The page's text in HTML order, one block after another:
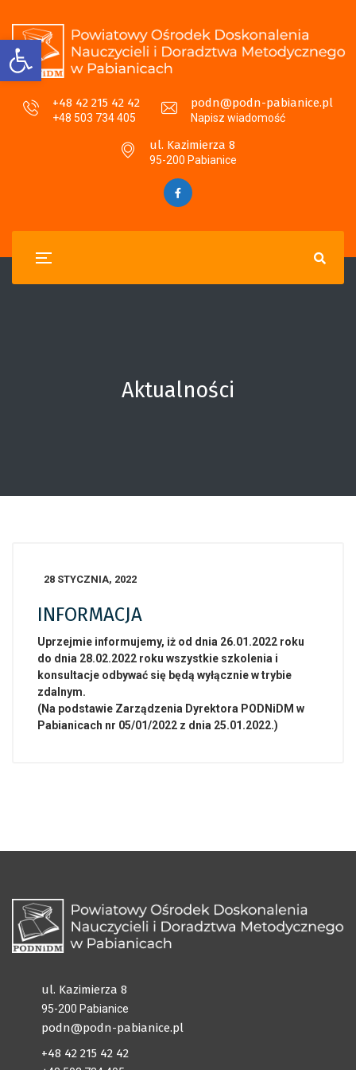
Otwórz pasek narzędzi
+48 42 215 42 42
+48 503 734 405
podn@podn-pabianice.pl
Napisz wiadomość
ul. Kazimierza 8
95-200 Pabianice
Aktualności
28 STYCZNIA, 2022
INFORMACJA
Uprzejmie informujemy, iż od dnia 26.01.2022 roku
do dnia 28.02.2022 roku wszystkie szkolenia i
konsultacje odbywać się będą wyłącznie w trybie
zdalnym.
(Na podstawie Zarządzenia Dyrektora PODNiDM w
Pabianicach nr 05/01/2022 z dnia 25.01.2022.)
ul. Kazimierza 8
95-200 Pabianice
podn@podn-pabianice.pl
+48 42 215 42 42